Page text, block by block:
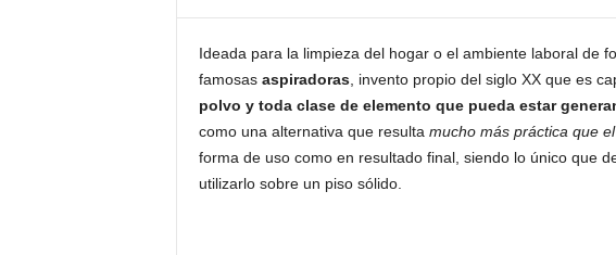
Ideada para la limpieza del hogar o el ambiente laboral de
famosas aspiradoras, invento propio del siglo XX que es
polvo y toda clase de elemento que pueda estar
como una alternativa que resulta mucho más práctica que
forma de uso como en resultado final, siendo lo único que
utilizarlo sobre un piso sólido.